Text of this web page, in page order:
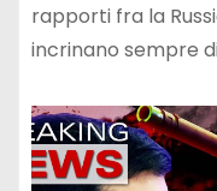
rapporti fra la
incrinano sempre